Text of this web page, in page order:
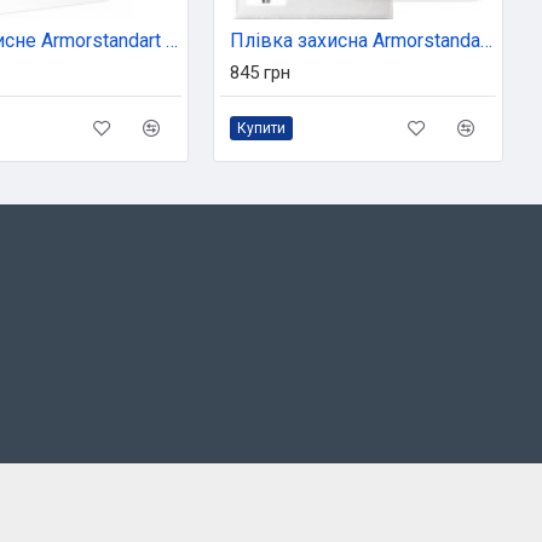
Скло захисне Armorstandart Glass.CR Apple iPad Pro 11 2022/2021/2020/2018 Clear (ARM54519-GCL) Плівка захисна Armorstandart Huawei MadiaPad T3 8.0 (282679783)
845 грн
Купити